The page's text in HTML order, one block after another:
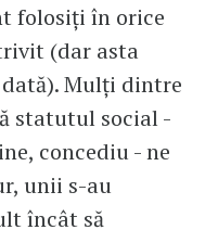
folosiți în orice
(dar asta
Mulți dintre
statutul social -
concediu - ne
unii s-au
încât să